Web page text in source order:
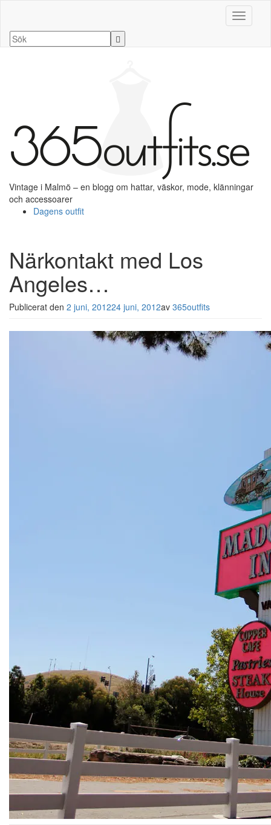
Slå på/
Vintage i Malmö – en blogg om hattar, väskor, mode, klänningar
och accessoarer
Dagens outfit
Närkontakt med Los
Angeles…
Publicerat den 2 juni, 201224 juni, 2012av 365outfits